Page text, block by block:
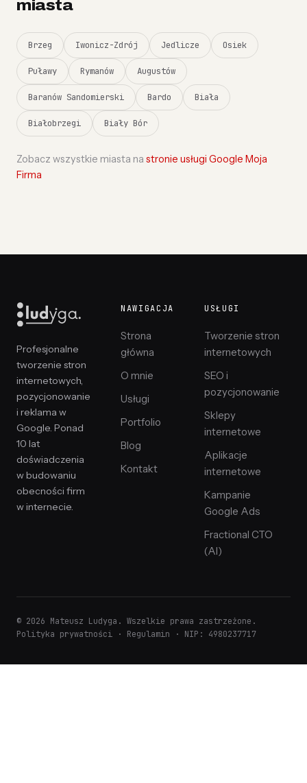
miasta
Brzeg Iwonicz-Zdrój Jedlicze Osiek
Puławy Rymanów Augustów
Baranów Sandomierski Bardo Biała
Białobrzegi Biały Bór
Zobacz wszystkie miasta na stronie usługi Google Moja
Firma
Profesjonalne
tworzenie stron
internetowych,
pozycjonowanie
i reklama w
Google. Ponad
10 lat
doświadczenia
w budowaniu
obecności firm
w internecie.
NAWIGACJA
Strona
główna
O mnie
Usługi
Portfolio
Blog
Kontakt
USŁUGI
Tworzenie stron
internetowych
SEO i
pozycjonowanie
Sklepy
internetowe
Aplikacje
internetowe
Kampanie
Google Ads
Fractional CTO
(AI)
© 2026 Mateusz Ludyga. Wszelkie prawa zastrzeżone.
Polityka prywatności · Regulamin · NIP: 4980237717